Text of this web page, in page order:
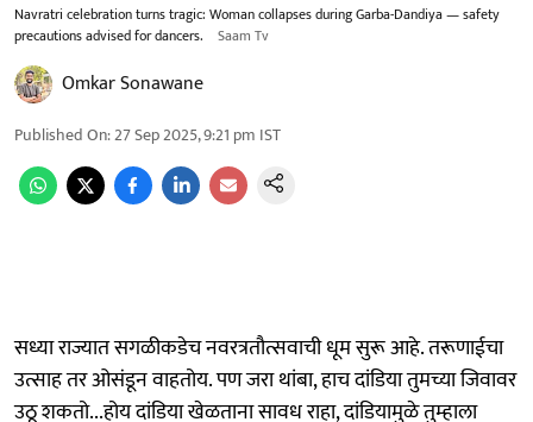
Navratri celebration turns tragic: Woman collapses during Garba-Dandiya — safety
precautions advised for dancers.
Saam Tv
Omkar Sonawane
Published On:27 Sep 2025, 9:21 pm IST
सध्या राज्यात सगळीकडेच नवरत्रतौत्सवाची धूम सुरू आहे. तरूणाईचा
उत्साह तर ओसंडून वाहतोय. पण जरा थांबा, हाच दांडिया तुमच्या जिवावर
उठू शकतो...होय दांडिया खेळताना सावध राहा, दांडियामुळे तुम्हाला